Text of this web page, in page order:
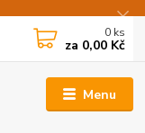
Menu
0 ks
za 0,00 Kč